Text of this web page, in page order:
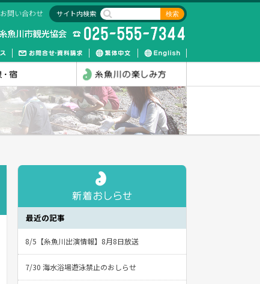
サイト内検索
お問い合わせ
最近の記事
8/5【糸魚川出演情報】8月8日放送
7/30 海水浴場遊泳禁止のおしらせ